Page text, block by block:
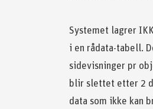
Systemet lagrer
i en rådata-tabell.
sidevisninger pr
blir slettet etter 2
data som ikke kan